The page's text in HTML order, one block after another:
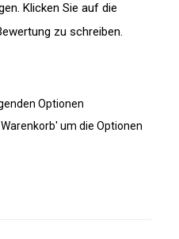
Klicken Sie auf die
zu schreiben.
Optionen
um die Optionen